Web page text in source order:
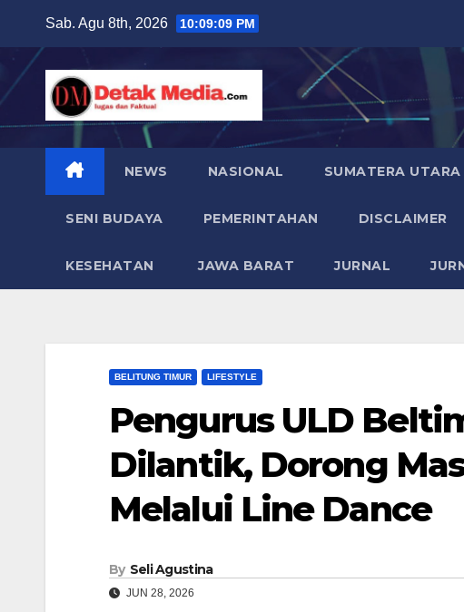
content
Sab. Agu 8th, 2026 10:09:10 PM
NEWS NASIONAL SUMATERA UTARA
SENI BUDAYA PEMERINTAHAN DISCLAIMER
KESEHATAN JAWA BARAT JURNAL
BELITUNG TIMUR LIFESTYLE
Pengurus ULD
Dilantik, Dorong
Melalui Line Dance
By Seli Agustina
JUN 28, 2026